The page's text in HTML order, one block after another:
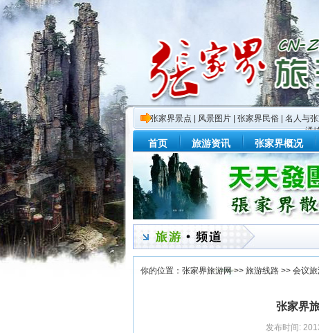
张家界景点 风景图片 张家界民俗 名人与
通
首页 旅游资讯 张家界概况
你的位置： 张家界旅游网>> 旅游线路 >> 会议
张家界
发布时间: